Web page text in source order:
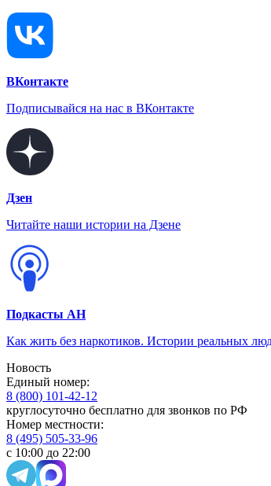
ВКонтакте
Подписывайся на нас в ВКонтакте
Дзен
Читайте наши истории на Дзене
Подкасты АН
Как жить без наркотиков. Истории реальных
Новость
Единый номер:
8 (800) 101-42-12
круглосуточно бесплатно для звонков по РФ
Номер местности:
8 (495) 505-33-96
с 10:00 до 22:00